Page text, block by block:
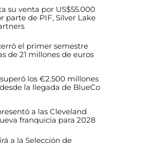
su venta por US$55.000
parte de PIF, Silver Lake
el primer semestre
de 21 millones de euros
los €2.500 millones
la llegada de BlueCo
a las Cleveland
franquicia para 2028
a la Selección de